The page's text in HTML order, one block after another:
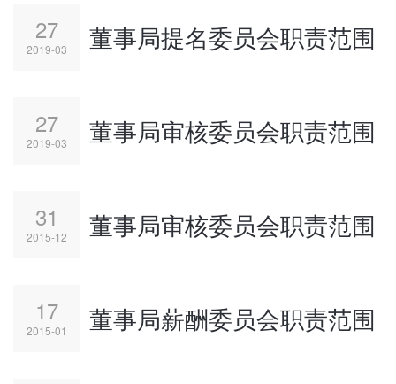
27
2019-03 董事局提名委员会职责范围
27
2019-03 董事局审核委员会职责范围
31
2015-12 董事局审核委员会职责范围
17
2015-01 董事局薪酬委员会职责范围